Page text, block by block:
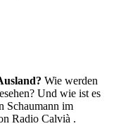
Wie werden
Und wie ist es
Schaumann im
Radio Calvià .